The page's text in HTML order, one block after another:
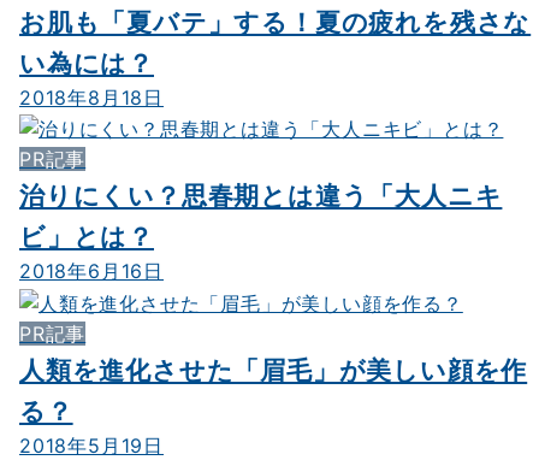
お肌も「夏バテ」する！夏の疲れを残さな
い為には？
2018年8月18日
PR記事
治りにくい？思春期とは違う「大人ニキ
ビ」とは？
2018年6月16日
PR記事
人類を進化させた「眉毛」が美しい顔を作
る？
2018年5月19日